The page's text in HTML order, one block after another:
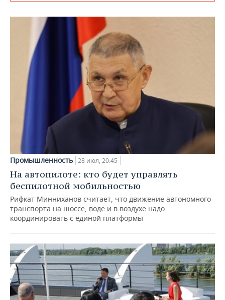
Промышленность 28 июл, 20:45
На автопилоте: кто будет управлять
беспилотной мобильностью
Рифкат Минниханов считает, что движение автономного
транспорта на шоссе, воде и в воздухе надо
координировать с единой платформы